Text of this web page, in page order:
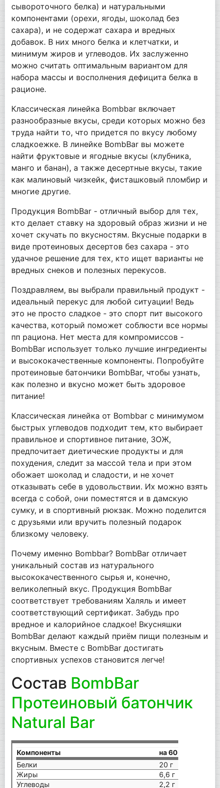
сывороточного белка) и натуральными
компонентами (орехи, ягоды, шоколад без
сахара), и не содержат сахара и вредных
добавок. В них много белка и клетчатки, и
минимум жиров и углеводов. Их заслуженно
можно считать оптимальным вариантом для
набора массы и восполнения дефицита белка в
рационе.
Классическая линейка Bombbar включает
разнообразные вкусы, среди которых можно без
труда найти то, что придется по вкусу любому
сладкоежке. В линейке BombBar вы можете
найти фруктовые и ягодные вкусы (клубника,
манго и банан), а также десертные вкусы, такие
как малиновый чизкейк, фисташковый пломбир и
многие другие.
Продукция BombBar - отличный выбор для тех,
кто делает ставку на здоровый образ жизни и не
хочет скучать по вкусностям. Вкусные подарки в
виде протеиновых десертов без сахара - это
удачное решение для тех, кто ищет варианты не
вредных снеков и полезных перекусов.
Поздравляем, вы выбрали правильный продукт -
идеальный перекус для любой ситуации! Ведь
это не просто сладкое - это спорт пит высокого
качества, который поможет соблюсти все нормы
пп рациона. Нет места для компромиссов -
BombBar использует только лучшие ингредиенты
и высококачественные компоненты. Попробуйте
протеиновые батончики BombBar, чтобы узнать,
как полезно и вкусно может быть здоровое
питание!
Классическая линейка от Bombbar с минимумом
быстрых углеводов подходит тем, кто выбирает
правильное и спортивное питание, ЗОЖ,
предпочитает диетические продукты и для
похудения, следит за массой тела и при этом
обожает шоколад и сладости, и не хочет
отказывать себе в удовольствии. Их можно взять
всегда с собой, они поместятся и в дамскую
сумку, и в спортивный рюкзак. Можно поделится
с друзьями или вручить полезный подарок
близкому человеку.
Почему именно Bombbar? BombBar отличает
уникальный состав из натурального
высококачественного сырья и, конечно,
великолепный вкус. Продукция BombBar
соответствует требованиям Халяль и имеет
соответствующий сертификат. Забудь про
вредное и калорийное сладкое! Вкусняшки
BombBar делают каждый приём пищи полезным и
вкусным. Вместе с BombBar достигать
спортивных успехов становится легче!
Состав BombBar
Протеиновый батончик
Natural Bar
Компоненты
на 60 г
Белки
20 г
Жиры
6,6 г
Углеводы
2,2 г